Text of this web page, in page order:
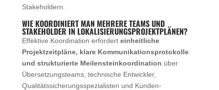
Stakeholdern.
WIE KOORDINIERT MAN MEHRERE TEAMS UND
STAKEHOLDER IN LOKALISIERUNGSPROJEKTPLÄNEN?
Effektive Koordination erfordert einheitliche
Projektzeitpläne, klare Kommunikationsprotokolle
und strukturierte Meilensteinkoordination über
Übersetzungsteams, technische Entwickler,
Qualitätssicherungsspezialisten und Kunden-